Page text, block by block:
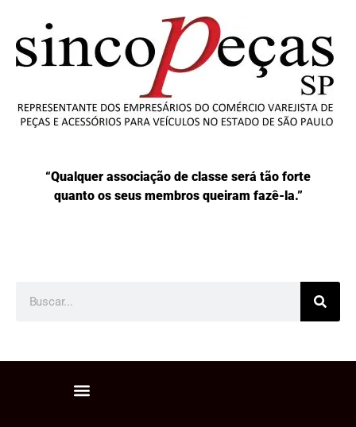
“Qualquer associação de classe será tão forte
quanto os seus membros queiram fazê-la.”